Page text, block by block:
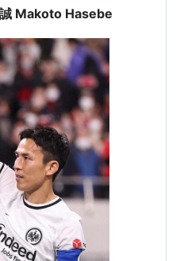
Makoto Hasebe